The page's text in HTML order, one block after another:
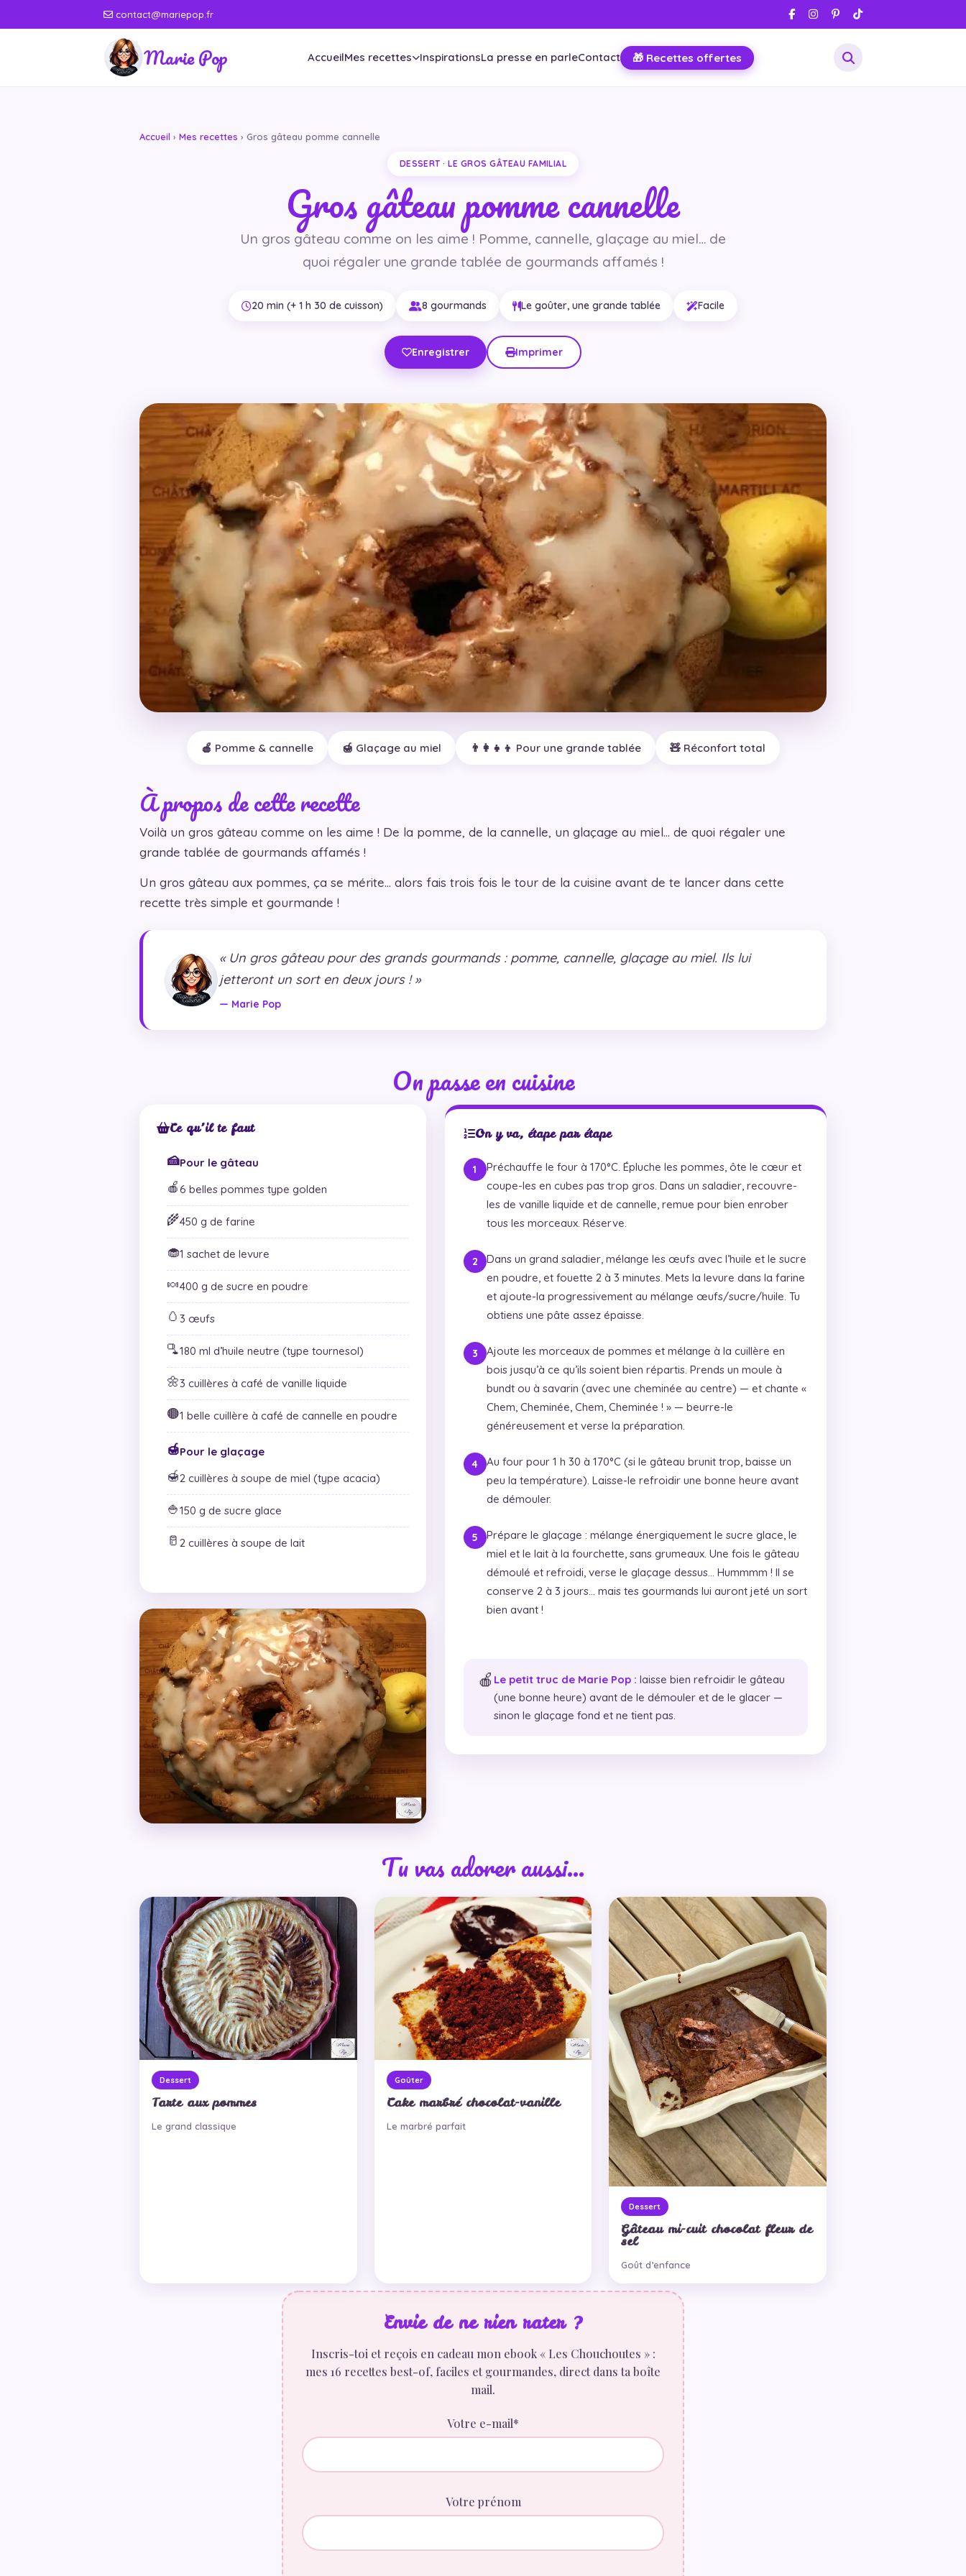
contact@mariepop.fr
Marie Pop AccueilMes recettes InspirationsLa presse en parleContact 🎁 Recettes offertes
Accueil › Mes recettes › Gros gâteau pomme cannelle
DESSERT · LE GROS GÂTEAU FAMILIAL
Gros gâteau pomme cannelle
Un gros gâteau comme on les aime ! Pomme, cannelle, glaçage au miel… de
quoi régaler une grande tablée de gourmands affamés !
20 min (+ 1 h 30 de cuisson) 8 gourmands Le goûter, une grande tablée Facile
Enregistrer Imprimer
🍎 Pomme & cannelle 🍯 Glaçage au miel 👨‍👩‍👧‍👦 Pour une grande tablée 🧸 Réconfort total
À propos de cette recette
Voilà un gros gâteau comme on les aime ! De la pomme, de la cannelle, un glaçage au miel… de quoi régaler une
grande tablée de gourmands affamés !
Un gros gâteau aux pommes, ça se mérite… alors fais trois fois le tour de la cuisine avant de te lancer dans cette
recette très simple et gourmande !
« Un gros gâteau pour des grands gourmands : pomme, cannelle, glaçage au miel. Ils lui
jetteront un sort en deux jours ! »
— Marie Pop
On passe en cuisine
Ce qu’il te faut
🍰Pour le gâteau
🍎6 belles pommes type golden
🌾450 g de farine
🧁1 sachet de levure
🍬400 g de sucre en poudre
🥚 3 œufs
🫗180 ml d’huile neutre (type tournesol)
🌼3 cuillères à café de vanille liquide
🟤1 belle cuillère à café de cannelle en poudre
🍯Pour le glaçage
🍯2 cuillères à soupe de miel (type acacia)
🍚150 g de sucre glace
🥛 2 cuillères à soupe de lait
On y va, étape par étape
Préchauffe le four à 170°C. Épluche les pommes, ôte le cœur et
coupe-les en cubes pas trop gros. Dans un saladier, recouvre-
les de vanille liquide et de cannelle, remue pour bien enrober
tous les morceaux. Réserve.
Dans un grand saladier, mélange les œufs avec l’huile et le sucre
en poudre, et fouette 2 à 3 minutes. Mets la levure dans la farine
et ajoute-la progressivement au mélange œufs/sucre/huile. Tu
obtiens une pâte assez épaisse.
Ajoute les morceaux de pommes et mélange à la cuillère en
bois jusqu’à ce qu’ils soient bien répartis. Prends un moule à
bundt ou à savarin (avec une cheminée au centre) — et chante «
Chem, Cheminée, Chem, Cheminée ! » — beurre-le
généreusement et verse la préparation.
Au four pour 1 h 30 à 170°C (si le gâteau brunit trop, baisse un
peu la température). Laisse-le refroidir une bonne heure avant
de démouler.
Prépare le glaçage : mélange énergiquement le sucre glace, le
miel et le lait à la fourchette, sans grumeaux. Une fois le gâteau
démoulé et refroidi, verse le glaçage dessus… Hummmm ! Il se
conserve 2 à 3 jours… mais tes gourmands lui auront jeté un sort
bien avant !
🍎 Le petit truc de Marie Pop : laisse bien refroidir le gâteau
(une bonne heure) avant de le démouler et de le glacer —
sinon le glaçage fond et ne tient pas.
Tu vas adorer aussi…
Dessert
Tarte aux pommes
Le grand classique
Goûter
Cake marbré chocolat-vanille
Le marbré parfait
Dessert
Gâteau mi-cuit chocolat fleur de
sel
Goût d’enfance
Envie de ne rien rater ?
Inscris-toi et reçois en cadeau mon ebook « Les Chouchoutes » :
mes 16 recettes best-of, faciles et gourmandes, direct dans ta boîte
mail.
Votre e-mail*
Votre prénom